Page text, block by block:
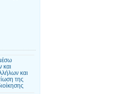
και
και
της